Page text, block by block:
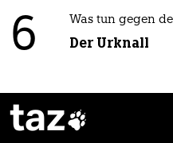
6 Was tun gegen
Der Urknall
taz